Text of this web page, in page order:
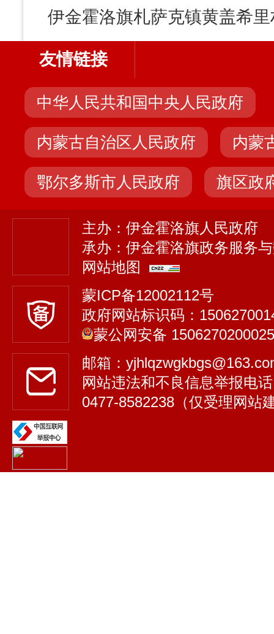
友情链接
中华人民共和国中央人民政府
内蒙古自治区人民政府 内蒙
鄂尔多斯市人民政府 旗区政
主办：伊金霍洛旗人民政府
承办：伊金霍洛旗政务服务
网站地图
蒙ICP备12002112号
政府网站标识码：
蒙公网安备
邮箱：
网站违法和不良信息举报电
0477-8582238（仅受理网站